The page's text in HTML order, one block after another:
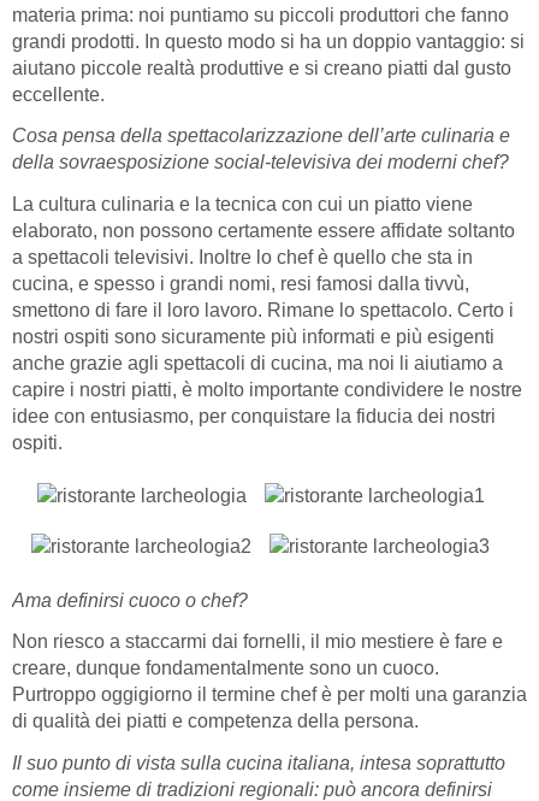
materia prima: noi puntiamo su piccoli produttori che fanno
grandi prodotti. In questo modo si ha un doppio vantaggio: si
aiutano piccole realtà produttive e si creano piatti dal gusto
eccellente.
Cosa pensa della spettacolarizzazione dell’arte culinaria e
della sovraesposizione social-televisiva dei moderni chef?
La cultura culinaria e la tecnica con cui un piatto viene
elaborato, non possono certamente essere affidate soltanto
a spettacoli televisivi. Inoltre lo chef è quello che sta in
cucina, e spesso i grandi nomi, resi famosi dalla tivvù,
smettono di fare il loro lavoro. Rimane lo spettacolo. Certo i
nostri ospiti sono sicuramente più informati e più esigenti
anche grazie agli spettacoli di cucina, ma noi li aiutiamo a
capire i nostri piatti, è molto importante condividere le nostre
idee con entusiasmo, per conquistare la fiducia dei nostri
ospiti.
Ama definirsi cuoco o chef?
Non riesco a staccarmi dai fornelli, il mio mestiere è fare e
creare, dunque fondamentalmente sono un cuoco.
Purtroppo oggigiorno il termine chef è per molti una garanzia
di qualità dei piatti e competenza della persona.
Il suo punto di vista sulla cucina italiana, intesa soprattutto
come insieme di tradizioni regionali: può ancora definirsi